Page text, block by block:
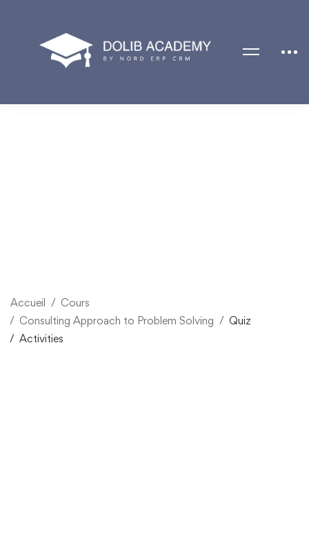
Accueil
Cours
Consulting Approach to Problem Solving
Quiz
Activities